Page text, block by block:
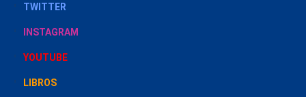
TWITTER
INSTAGRAM
YOUTUBE
LIBROS